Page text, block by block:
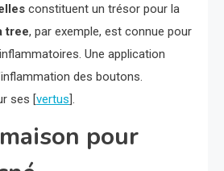
constituent un trésor pour la
tree, par exemple, est connue pour
Une application
des boutons.
ses [vertus].
pour